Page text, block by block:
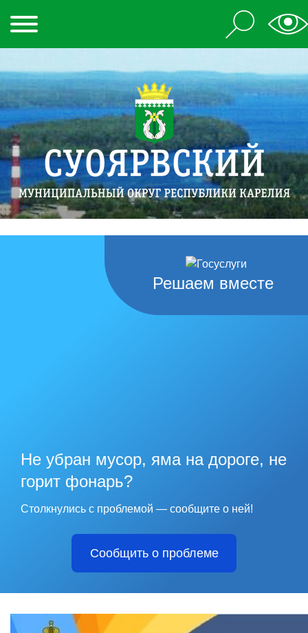
Решаем вместе
Не убран мусор, яма на дороге, не
горит фонарь?
Столкнулись с проблемой — сообщите о ней!
Сообщить о проблеме